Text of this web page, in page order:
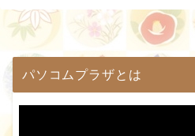
パソコムプラザとは